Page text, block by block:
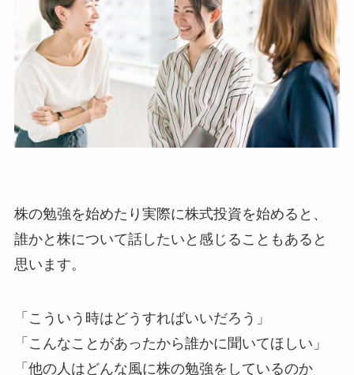
株の勉強を始めたり実際に株式投資を始めると、
誰かと株について話したいと感じることもあると
思います。
「こういう時はどうすればいいだろう」
「こんなことがあったから誰かに聞いてほしい」
「他の人はどんな風に株の勉強をしているのか